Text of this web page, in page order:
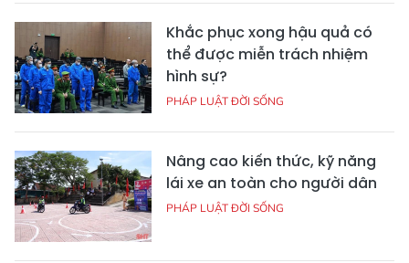
Khắc phục xong hậu quả có
thể được miễn trách nhiệm
hình sự?
PHÁP LUẬT ĐỜI SỐNG
Nâng cao kiến thức, kỹ năng
lái xe an toàn cho người dân
PHÁP LUẬT ĐỜI SỐNG